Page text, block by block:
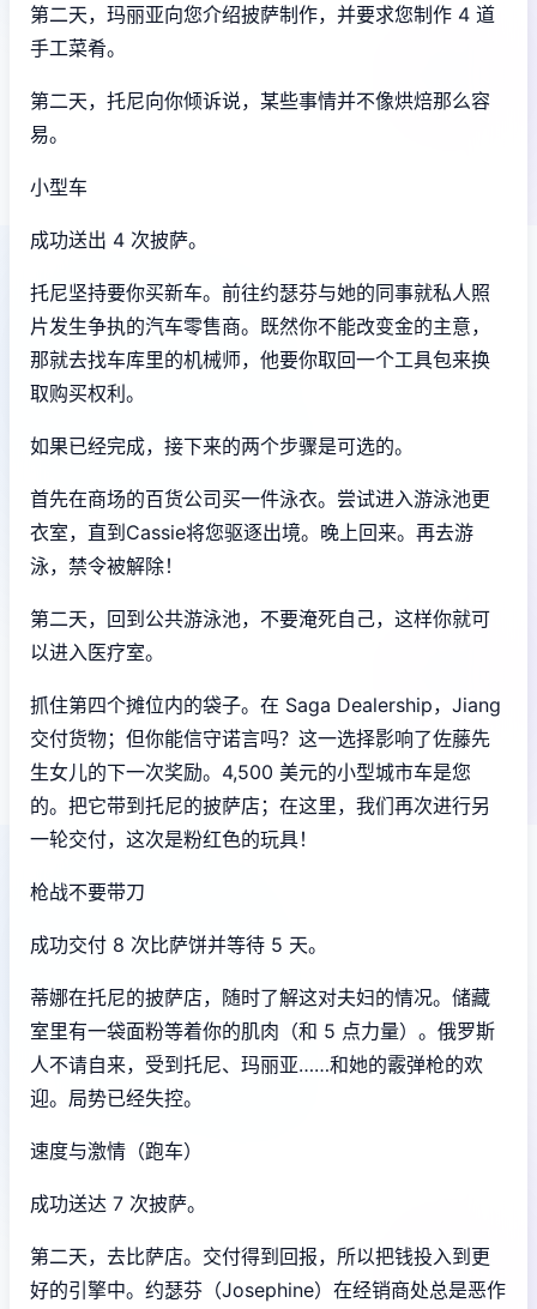
第二天，玛丽亚向您介绍披萨制作，并要求您制作 4 道
手工菜肴。
第二天，托尼向你倾诉说，某些事情并不像烘焙那么容
易。
小型车
成功送出 4 次披萨。
托尼坚持要你买新车。前往约瑟芬与她的同事就私人照
片发生争执的汽车零售商。既然你不能改变金的主意，
那就去找车库里的机械师，他要你取回一个工具包来换
取购买权利。
如果已经完成，接下来的两个步骤是可选的。
首先在商场的百货公司买一件泳衣。尝试进入游泳池更
衣室，直到Cassie将您驱逐出境。晚上回来。再去游
泳，禁令被解除！
第二天，回到公共游泳池，不要淹死自己，这样你就可
以进入医疗室。
抓住第四个摊位内的袋子。在 Saga Dealership，Jiang
交付货物；但你能信守诺言吗？这一选择影响了佐藤先
生女儿的下一次奖励。4,500 美元的小型城市车是您
的。把它带到托尼的披萨店；在这里，我们再次进行另
一轮交付，这次是粉红色的玩具！
枪战不要带刀
成功交付 8 次比萨饼并等待 5 天。
蒂娜在托尼的披萨店，随时了解这对夫妇的情况。储藏
室里有一袋面粉等着你的肌肉（和 5 点力量）。俄罗斯
人不请自来，受到托尼、玛丽亚……和她的霰弹枪的欢
迎。局势已经失控。
速度与激情（跑车）
成功送达 7 次披萨。
第二天，去比萨店。交付得到回报，所以把钱投入到更
好的引擎中。约瑟芬（Josephine）在经销商处总是恶作